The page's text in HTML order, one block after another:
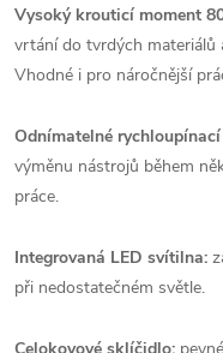
Vysoký krouticí moment
vrtání do tvrdých materiálů
Vhodné i pro náročnější
Odnímatelné
výměnu nástrojů během
práce.
Integrovaná LED svítilna:
při nedostatečném světle.